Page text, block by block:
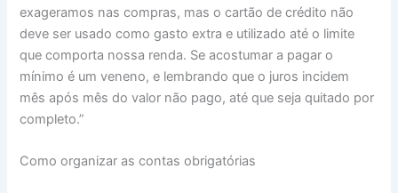
exageramos nas compras, mas o cartão de crédito não
deve ser usado como gasto extra e utilizado até o limite
que comporta nossa renda. Se acostumar a pagar o
mínimo é um veneno, e lembrando que o juros incidem
mês após mês do valor não pago, até que seja quitado por
completo.”
Como organizar as contas obrigatórias